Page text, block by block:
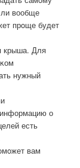
ли вообще
прοще будет
крыша. Для
нужный
информацию о
есть
вам